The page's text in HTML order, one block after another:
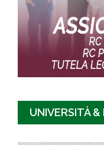
UNIVERSITÀ